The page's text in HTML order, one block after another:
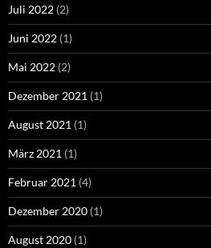
Juli 2022 (2)
Juni 2022 (1)
Mai 2022 (2)
Dezember 2021 (1)
August 2021 (1)
März 2021 (1)
Februar 2021 (4)
Dezember 2020 (1)
August 2020 (1)